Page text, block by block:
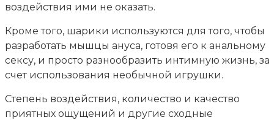
воздействия ими не оказать.
Кроме того, шарики используются для того, чтобы
разработать мышцы ануса, готовя его к анальному
сексу, и просто разнообразить интимную жизнь, за
счет использования необычной игрушки.
Степень воздействия, количество и качество
приятных ощущений и другие сходные